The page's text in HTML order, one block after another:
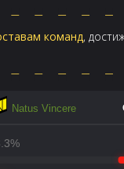
команд,
Natus Vincere